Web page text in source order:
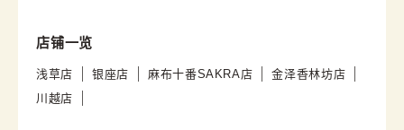
店铺一览
浅草店 银座店 麻布十番SAKRA店
金泽香林坊店
川越店